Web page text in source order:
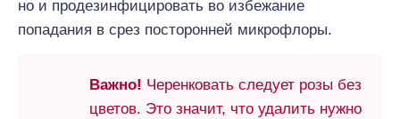
но и продезинфицировать во избежание
попадания в срез посторонней микрофлоры.
Важно! Черенковать следует розы без
цветов. Это значит, что удалить нужно